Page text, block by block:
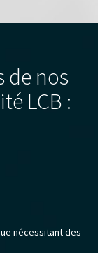
de nos
LCB :
nécessitant des